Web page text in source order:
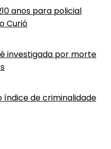
anos para policial
Curió
investigada por morte
índice de criminalidade